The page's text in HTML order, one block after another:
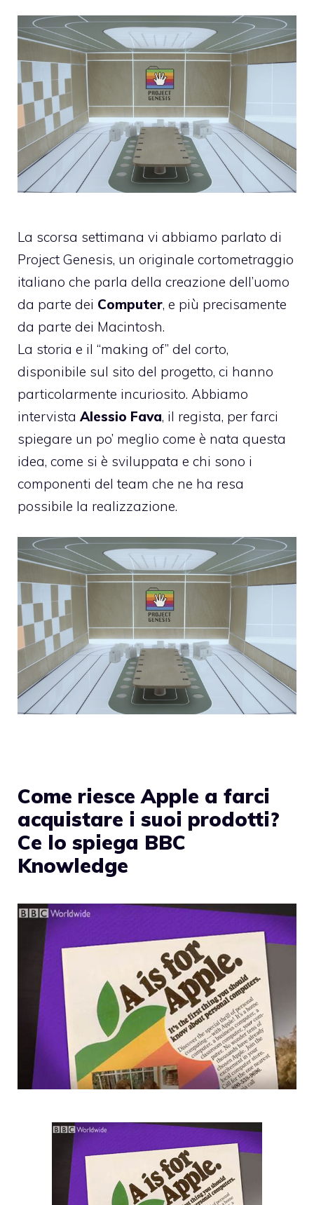
La scorsa settimana vi abbiamo parlato di
Project Genesis, un originale cortometraggio
italiano che parla della creazione dell’uomo
da parte dei Computer, e più precisamente
da parte dei Macintosh.
La storia e il “making of” del corto,
disponibile sul sito del progetto, ci hanno
particolarmente incuriosito. Abbiamo
intervista Alessio Fava, il regista, per farci
spiegare un po’ meglio come è nata questa
idea, come si è sviluppata e chi sono i
componenti del team che ne ha resa
possibile la realizzazione.
Come riesce Apple a farci
acquistare i suoi prodotti?
Ce lo spiega BBC
Knowledge